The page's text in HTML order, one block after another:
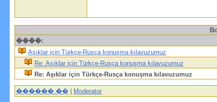
����:
Aşıklar için Türkçe-Rusça konuşma kılavuzumuz
Re: Aşıklar için Türkçe-Rusça konuşma kılavuzumuz
Re: Aşıklar için Türkçe-Rusça konuşma kılavuzumuz
������.�� | Moderator